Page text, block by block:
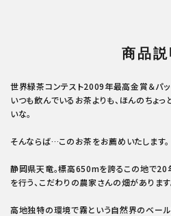
商品説
世界緑茶コンテスト2009年最高金賞＆パ
いつも飲んでいるお茶よりも、ほんのちょ
いな。
そんならば…このお茶をお薦めいたします。
静岡県天竜。標高650mを誇るこの地で
を行う、こだわりの農家さんの畑があります
高地独特の環境で霧という自然界のベー